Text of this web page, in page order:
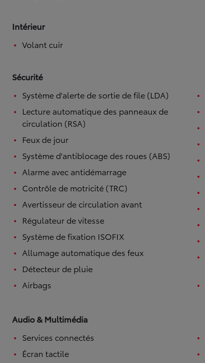
Intérieur
Volant cuir
Sécurité
Système d'alerte de sortie de file (LDA)
Lecture automatique des panneaux de
circulation (RSA)
Feux de jour
Système d'antiblocage des roues (ABS)
Alarme avec antidémarrage
Contrôle de motricité (TRC)
Avertisseur de circulation avant
Régulateur de vitesse
Système de fixation ISOFIX
Allumage automatique des feux
Détecteur de pluie
Airbags
Audio & Multimédia
Services connectés
Écran tactile